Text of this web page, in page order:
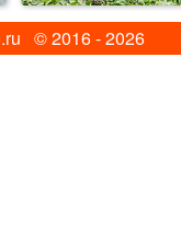
© 2016 - 2026